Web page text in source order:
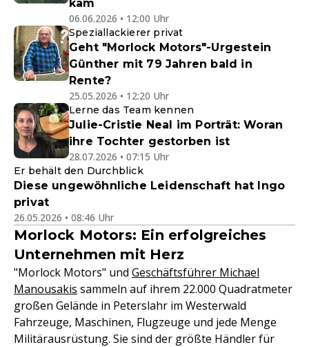
kam
06.06.2026 • 12:00 Uhr
Speziallackierer privat
Geht "Morlock Motors"-Urgestein
Günther mit 79 Jahren bald in
Rente?
25.05.2026 • 12:20 Uhr
Lerne das Team kennen
Julie-Cristie Neal im Porträt: Woran
ihre Tochter gestorben ist
28.07.2026 • 07:15 Uhr
Er behält den Durchblick
Diese ungewöhnliche Leidenschaft hat Ingo
privat
26.05.2026 • 08:46 Uhr
Morlock Motors: Ein erfolgreiches
Unternehmen mit Herz
"Morlock Motors" und Geschäftsführer Michael
Manousakis sammeln auf ihrem 22.000 Quadratmeter
großen Gelände in Peterslahr im Westerwald
Fahrzeuge, Maschinen, Flugzeuge und jede Menge
Militärausrüstung. Sie sind der größte Händler für